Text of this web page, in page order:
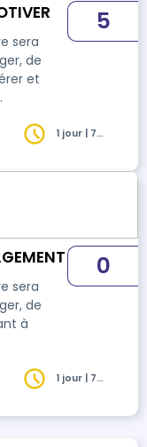
sera
de
et
5
1 jour | 7
sera
de
à
0
1 jour | 7